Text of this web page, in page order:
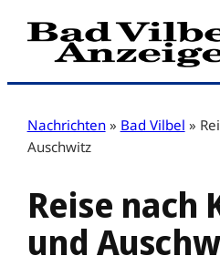
Zum
Inhalt
Nachrichten » Bad Vilbel »
Auschwitz
Reise nach
und